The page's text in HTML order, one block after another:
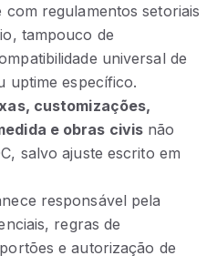
regulamentos setoriais
tampouco de
universal de
uptime específico.
customizações,
e obras civis não
salvo ajuste escrito em
responsável pela
regras de
e autorização de